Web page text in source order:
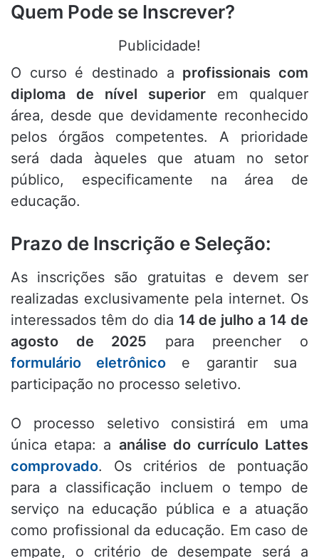
Quem Pode se Inscrever?
Publicidade!
O curso é destinado a profissionais com
diploma de nível superior em qualquer
área, desde que devidamente reconhecido
pelos órgãos competentes. A prioridade
será dada àqueles que atuam no setor
público, especificamente na área de
educação.
Prazo de Inscrição e Seleção:
As inscrições são gratuitas e devem ser
realizadas exclusivamente pela internet. Os
interessados têm do dia 14 de julho a 14 de
agosto de 2025 para preencher o
formulário eletrônico e garantir sua
participação no processo seletivo.
O processo seletivo consistirá em uma
única etapa: a análise do currículo Lattes
comprovado. Os critérios de pontuação
para a classificação incluem o tempo de
serviço na educação pública e a atuação
como profissional da educação. Em caso de
empate, o critério de desempate será a